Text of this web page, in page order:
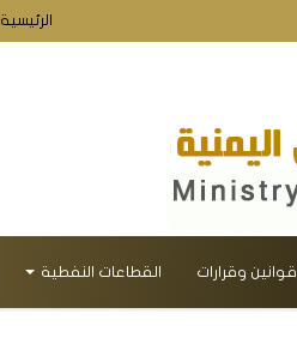
الرئيسية
قوانين وقرارات القطاعات النفطية